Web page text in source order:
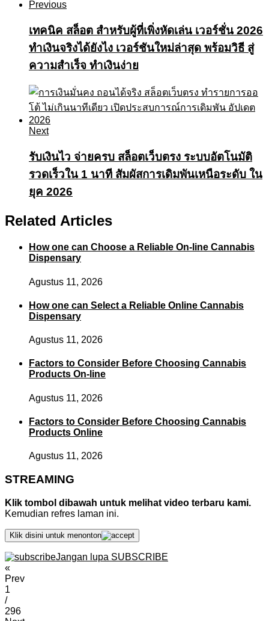
Previous
เทคนิค สล็อต สำหรับผู้ที่เพิ่งหัดเล่น เวอร์ชั่น 2026
ทำเงินจริงได้ยังไง เวอร์ชันใหม่ล่าสุด พร้อมวิธี สู่
ความสำเร็จ ทำเงินง่าย
Next
รับเงินไว จ่ายครบ สล็อตเว็บตรง ระบบอัตโนมัติ
รวดเร็วใน 1 นาที สัมผัสการเดิมพันเหนือระดับ ใน
ยุค 2026
Related Articles
How one can Choose a Reliable On-line Cannabis
Dispensary
Agustus 11, 2026
How one can Select a Reliable Online Cannabis
Dispensary
Agustus 11, 2026
Factors to Consider Before Choosing Cannabis
Products On-line
Agustus 11, 2026
Factors to Consider Before Choosing Cannabis
Products Online
Agustus 11, 2026
STREAMING
Klik tombol dibawah untuk melihat video terbaru kami.
Kemudian refres laman ini.
Klik disini untuk menonton
Jangan lupa SUBSCRIBE
«
Prev
1
/
296